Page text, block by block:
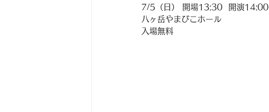
7/5（日） 開場13:30  開演14:00
八ヶ岳やまびこホール
入場無料